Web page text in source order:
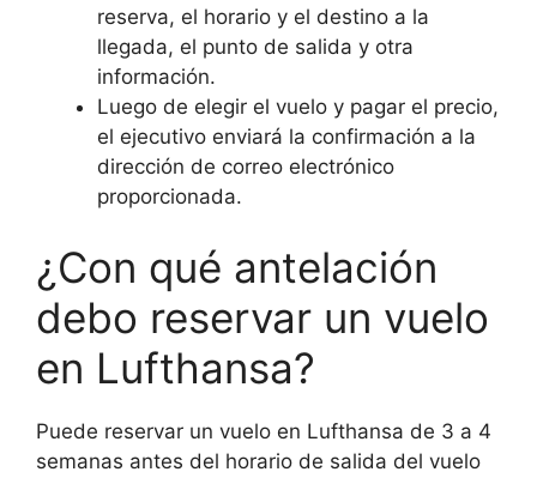
reserva, el horario y el destino a la
llegada, el punto de salida y otra
información.
Luego de elegir el vuelo y pagar el precio,
el ejecutivo enviará la confirmación a la
dirección de correo electrónico
proporcionada.
¿Con qué antelación
debo reservar un vuelo
en Lufthansa?
Puede reservar un vuelo en Lufthansa de 3 a 4
semanas antes del horario de salida del vuelo